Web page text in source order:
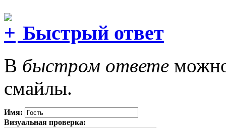
Быстрый ответ
В быстром ответе
смайлы.
Имя:
Визуальная проверка: